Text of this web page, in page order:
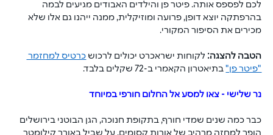
לכם לפספס אותה. פיטר פן והילדים האבודים מגיעים לבמה
בהרפתקה יוצא דופן, פרועה ומוזיקלית, ממנה ייהנו גם אלו שלא
מכירים את הסיפור המקורי.
הטבה להצגה: לקוחות ישראכרט יכולים לרכוש כרטיס למחזמר
"פיטר פן" בתיאטרון הקאמרי ב-72 שקלים בלבד.
נר שלישי - צאו למסע אל החלום חורפי במיוחד
כבר כמה שנים שמדי חורף, בתקופת חנוכה, הגן הבוטני בירושלים
הופך למחזה מרהיב של אורות קסומים. על שביל באורך קילומטר